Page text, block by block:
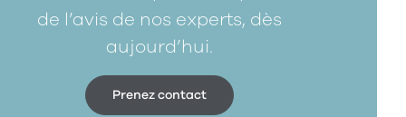
de l’avis de nos experts, dès
aujourd’hui.
Prenez contact